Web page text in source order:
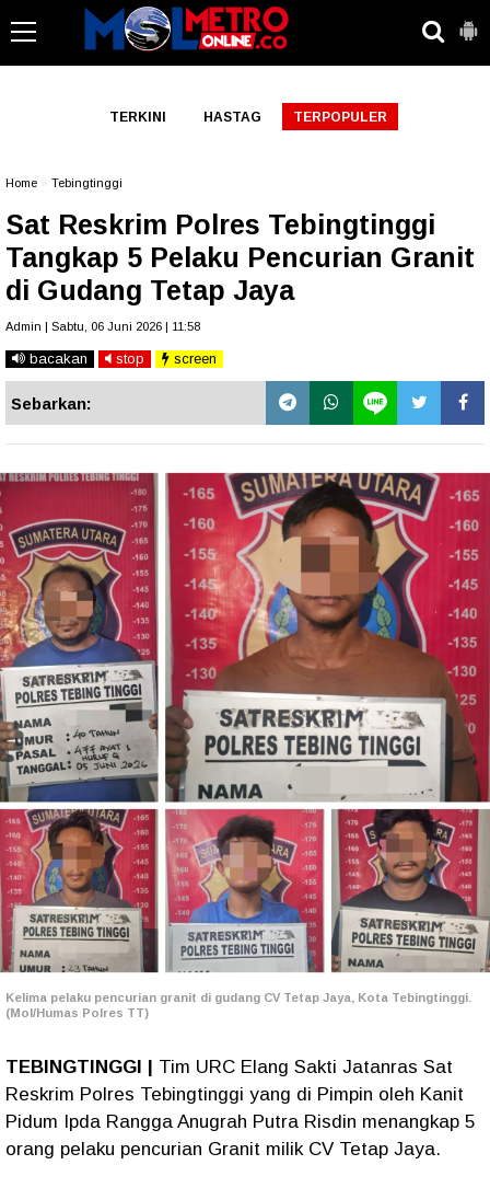
TERKINI HASTAG TERPOPULER
Home Tebingtinggi
Sat Reskrim Polres Tebingtinggi
Tangkap 5 Pelaku Pencurian Granit
di Gudang Tetap Jaya
Admin | Sabtu, 06 Juni 2026 | 11:58
bacakan stop screen
Sebarkan:
Kelima pelaku pencurian granit di gudang CV Tetap Jaya, Kota Tebingtinggi.
(Mol/Humas Polres TT)
TEBINGTINGGI | Tim URC Elang Sakti Jatanras Sat
Reskrim Polres Tebingtinggi yang di Pimpin oleh Kanit
Pidum Ipda Rangga Anugrah Putra Risdin menangkap 5
orang pelaku pencurian Granit milik CV Tetap Jaya.